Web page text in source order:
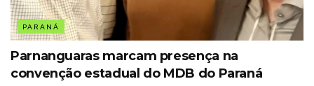
PARANÁ
Parnanguaras marcam presença na
convenção estadual do MDB do Paraná